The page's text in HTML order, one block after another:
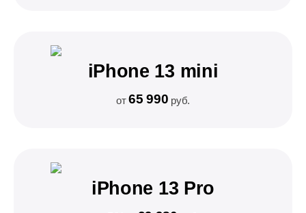
iPhone 13 mini
от65 990 руб.
iPhone 13 Pro